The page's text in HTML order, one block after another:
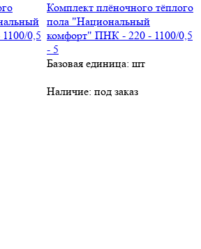
Комплект плёночного тёплого
пола "Национальный
комфорт" ПНК - 220 - 1100/0,5
- 5
Базовая единица: шт
Наличие: под заказ